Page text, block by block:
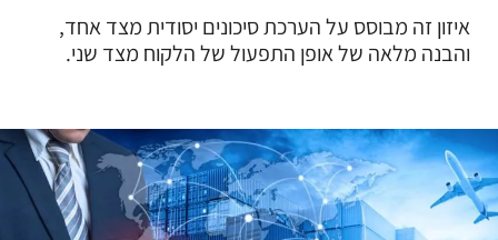
איזון זה מבוסס על הערכת סיכונים יסודית מצד אחד,
והבנה מלאה של אופן התפעול של הלקוח מצד שני.